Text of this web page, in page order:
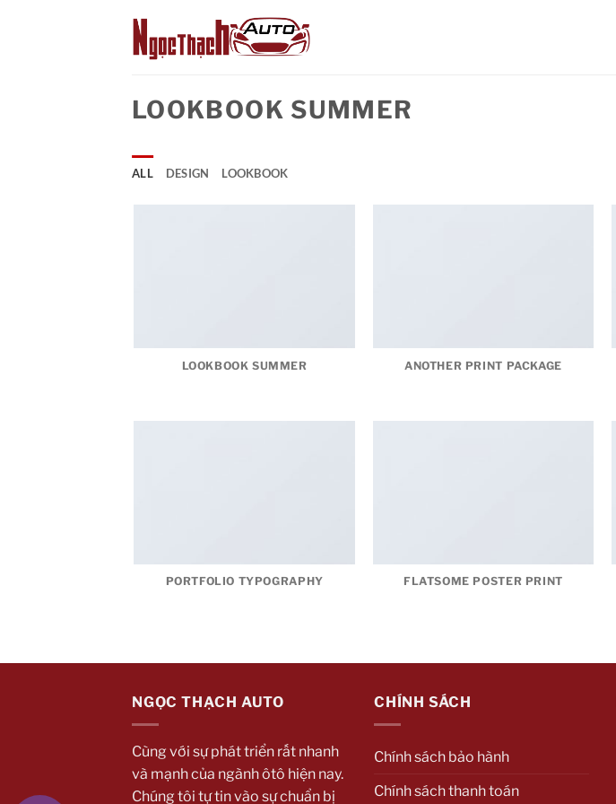
LOOKBOOK SUMMER
ALL DESIGN LOOKBOOK
LOOKBOOK SUMMER ANOTHER PRINT PACKAGE
PORTFOLIO TYPOGRAPHY FLATSOME POSTER PRINT
NGỌC THẠCH AUTO
Cùng với sự phát triển rất nhanh
và mạnh của ngành ôtô hiện nay.
Chúng tôi tự tin vào sự chuẩn bị
CHÍNH SÁCH
Chính sách bảo hành
Chính sách thanh toán